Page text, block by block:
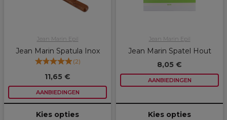
Jean Marin Epil
Jean Marin Spatula Inox
(2)
11,65 €
AANBIEDINGEN
Kies opties
Jean Marin Epil
Jean Marin Spatel Hout
8,05 €
AANBIEDINGEN
Kies opties